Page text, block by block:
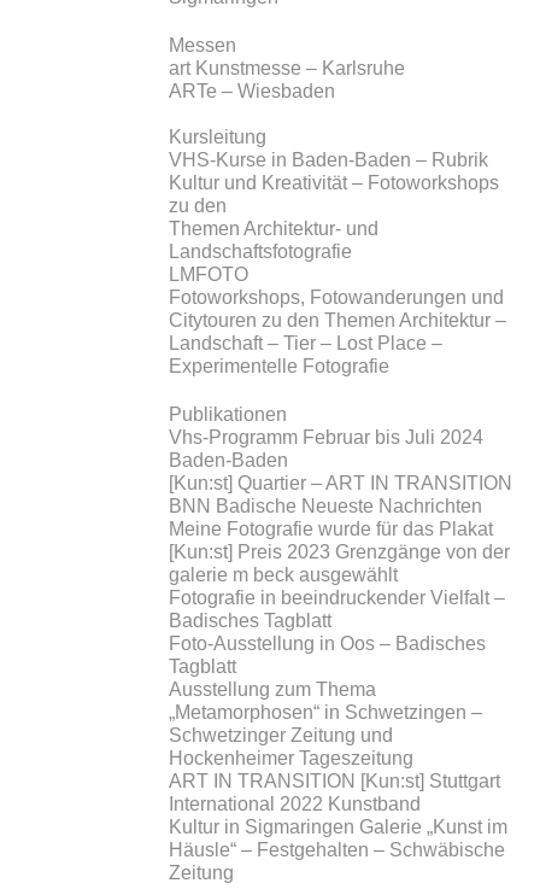
Messen
art Kunstmesse – Karlsruhe
ARTe – Wiesbaden
Kursleitung
VHS-Kurse in Baden-Baden – Rubrik
Kultur und Kreativität – Fotoworkshops
zu den
Themen Architektur- und
Landschaftsfotografie
LMFOTO
Fotoworkshops, Fotowanderungen und
Citytouren zu den Themen Architektur –
Landschaft – Tier – Lost Place –
Experimentelle Fotografie
Publikationen
Vhs-Programm Februar bis Juli 2024
Baden-Baden
[Kun:st] Quartier – ART IN TRANSITION
BNN Badische Neueste Nachrichten
Meine Fotografie wurde für das Plakat
[Kun:st] Preis 2023 Grenzgänge von der
galerie m beck ausgewählt
Fotografie in beeindruckender Vielfalt –
Badisches Tagblatt
Foto-Ausstellung in Oos – Badisches
Tagblatt
Ausstellung zum Thema
„Metamorphosen“ in Schwetzingen –
Schwetzinger Zeitung und
Hockenheimer Tageszeitung
ART IN TRANSITION [Kun:st] Stuttgart
International 2022 Kunstband
Kultur in Sigmaringen Galerie „Kunst im
Häusle“ – Festgehalten – Schwäbische
Zeitung